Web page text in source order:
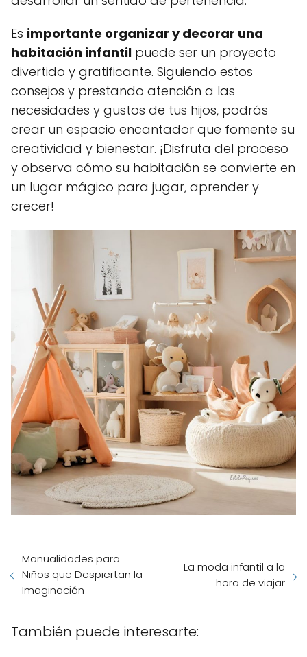
Es importante organizar y decorar una
habitación infantil puede ser un proyecto
divertido y gratificante. Siguiendo estos
consejos y prestando atención a las
necesidades y gustos de tus hijos, podrás
crear un espacio encantador que fomente su
creatividad y bienestar. ¡Disfruta del proceso
y observa cómo su habitación se convierte en
un lugar mágico para jugar, aprender y
crecer!
Manualidades para
Niños que Despiertan la
Imaginación
La moda infantil a la
hora de viajar
También puede interesarte: